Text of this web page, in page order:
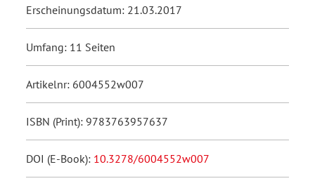
Erscheinungsdatum: 21.03.2017
Umfang: 11 Seiten
Artikelnr: 6004552w007
ISBN (Print): 9783763957637
DOI (E-Book): 10.3278/6004552w007